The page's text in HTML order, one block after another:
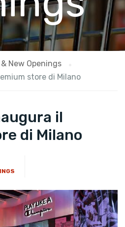
New Openings
store di Milano
il
di Milano